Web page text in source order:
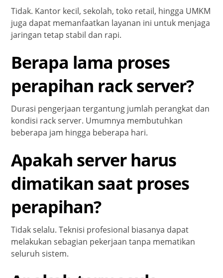
Tidak. Kantor kecil, sekolah, toko retail, hingga UMKM
juga dapat memanfaatkan layanan ini untuk menjaga
jaringan tetap stabil dan rapi.
Berapa lama proses
perapihan rack server?
Durasi pengerjaan tergantung jumlah perangkat dan
kondisi rack server. Umumnya membutuhkan
beberapa jam hingga beberapa hari.
Apakah server harus
dimatikan saat proses
perapihan?
Tidak selalu. Teknisi profesional biasanya dapat
melakukan sebagian pekerjaan tanpa mematikan
seluruh sistem.